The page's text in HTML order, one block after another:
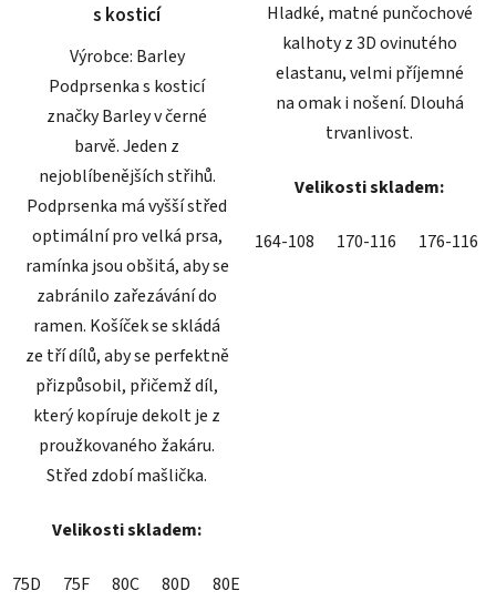
s kosticí
Výrobce: Barley
Podprsenka s kosticí
značky Barley v černé
barvě. Jeden z
nejoblíbenějších střihů.
Podprsenka má vyšší střed
optimální pro velká prsa,
ramínka jsou obšitá, aby se
zabránilo zařezávání do
ramen. Košíček se skládá
ze tří dílů, aby se perfektně
přizpůsobil, přičemž díl,
který kopíruje dekolt je z
proužkovaného žakáru.
Střed zdobí mašlička.
Velikosti skladem:
75D 75F 80C 80D 80E
Hladké, matné punčochové
kalhoty z 3D ovinutého
elastanu, velmi příjemné
na omak i nošení. Dlouhá
trvanlivost.
Velikosti skladem:
164-108 170-116 176-116